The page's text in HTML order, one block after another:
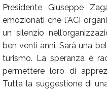
Presidente Giuseppe
emozionati che l'ACI
un silenzio
ben venti anni. Sarà una
turismo. La speranza è
permettere loro di
Tutta la suggestione di